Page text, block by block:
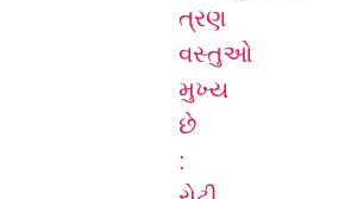
ત્રણ
વસ્તુઓ
મુખ્ય
છે
: